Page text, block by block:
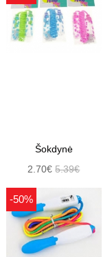
Šokdynė
2.70€5.39€
-50%